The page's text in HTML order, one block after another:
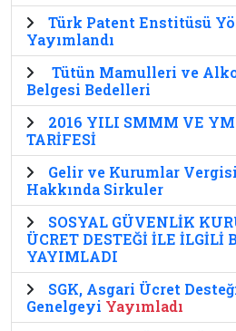
Türk Patent Enstitüsü
Yayımlandı
Tütün Mamulleri ve
Belgesi Bedelleri
2016 YILI SMMM VE
TARİFESİ
Gelir ve Kurumlar
Hakkında Sirkuler
SOSYAL GÜVENLİK
ÜCRET DESTEĞİ İLE İLGİLİ
YAYIMLADI
SGK, Asgari Ücret
Genelgeyi Yayımladı